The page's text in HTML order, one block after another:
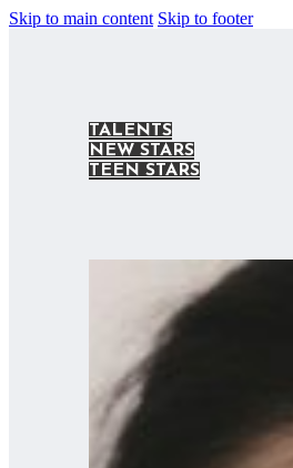
Skip to main content Skip to footer
TALENTS
NEW STARS
TEEN STARS